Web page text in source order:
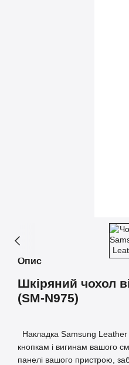
Опис
Шкіряний чохол
(SM-N975)
Накладка Samsung Leather
кнопкам і вигинам вашого
панелі вашого пристрою,